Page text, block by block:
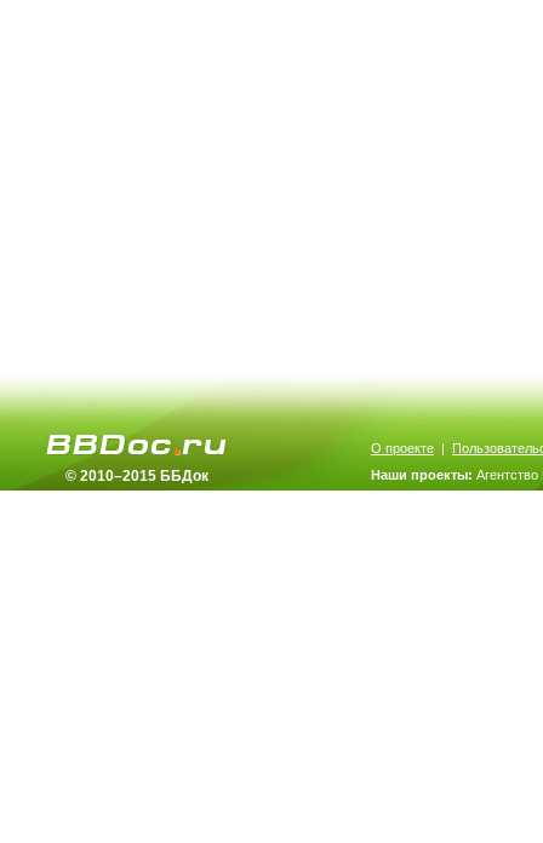
© 2010–2015 ББДок
О проекте |
Наши проекты: